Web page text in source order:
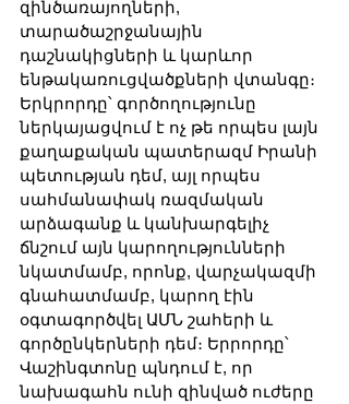
զինծառայողների,
տարածաշրջանային
դաշնակիցների և կարևոր
ենթակառուցվածքների վտանգը։
Երկրորդը՝ գործողությունը
ներկայացվում է ոչ թե որպես լայն
քաղաքական պատերազմ Իրանի
պետության դեմ, այլ որպես
սահմանափակ ռազմական
արձագանք և կանխարգելիչ
ճնշում այն կարողությունների
նկատմամբ, որոնք, վարչակազմի
գնահատմամբ, կարող էին
օգտագործվել ԱՄՆ շահերի և
գործընկերների դեմ։ Երրորդը՝
Վաշինգտոնը պնդում է, որ
նախագահն ունի զինված ուժերը